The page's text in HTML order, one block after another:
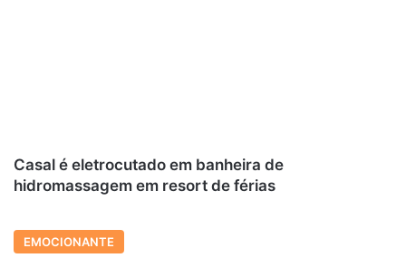
Casal é eletrocutado em banheira de
hidromassagem em resort de férias
EMOCIONANTE